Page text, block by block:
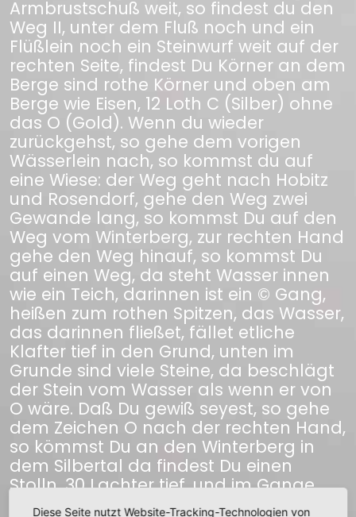
Armbrustschuß weit, so findest du den
Weg II, unter dem Fluß noch und ein
Flüßlein noch ein Steinwurf weit auf der
rechten Seite, findest Du Körner an dem
Berge sind rothe Körner und oben am
Berge wie Eisen, 12 Loth C (Silber) ohne
das O (Gold). Wenn du wieder
zurückgehst, so gehe dem vorigen
Wässerlein nach, so kommst du auf
eine Wiese: der Weg geht nach Hobitz
und Rosendorf, gehe den Weg zwei
Gewande lang, so kommst Du auf den
Weg vom Winterberg, zur rechten Hand
gehe den Weg hinauf, so kommst Du
auf einen Weg, da steht Wasser innen
wie ein Teich, darinnen ist ein © Gang,
heißen zum rothen Spitzen, das Wasser,
das darinnen fließet, fället etliche
Klafter tief in den Grund, unten im
Grunde sind viele Steine, da beschlägt
der Stein vom Wasser als wenn er von
O wäre. Daß Du gewiß seyest, so gehe
dem Zeichen O nach der rechten Hand,
so kömmst Du an den Winterberg in
dem Silbertal da findest Du einen
Stolln, 30 Lachter tief, und im Gange
liegt es wie Schwefel dreyfüchtig, so ©
Diese Seite nutzt Website-Tracking-Technologien von